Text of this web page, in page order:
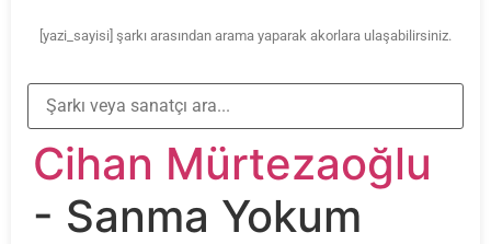
[yazi_sayisi] şarkı arasından arama yaparak akorlara ulaşabilirsiniz.
Cihan Mürtezaoğlu
- Sanma Yokum